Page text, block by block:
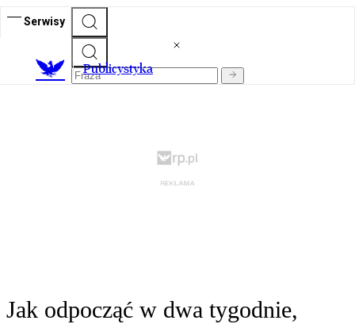
Serwisy
Publicystyka
Jak odpocząć w dwa tygodnie,